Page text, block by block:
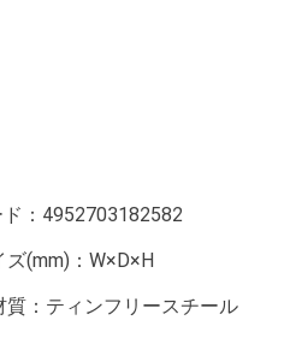
： 4952703182582
ズ(mm)：W×D×H
： ティンフリースチール